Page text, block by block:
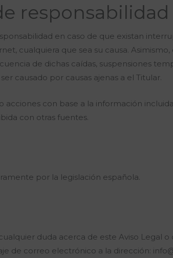
responsabilidad
en caso de que existan
cualquiera que sea su causa.
de dichas caídas, suspensiones
causado por causas ajenas a el Titular.
acciones con base a la información
con otras fuentes.
por la legislación española.
duda acerca de este Aviso Legal
de correo electrónico a la dirección: